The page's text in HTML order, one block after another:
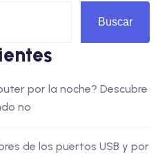
Buscar
por la noche? Descubre
no
de los puertos USB y por